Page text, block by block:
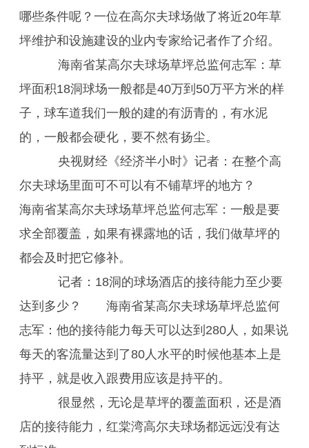
哪些条件呢？一位在高尔夫球场做了将近20年草
坪维护和设施建设的业内专家给记者作了介绍。
海南省某高尔夫球场草坪总监何志军：草
坪面积18洞球场一般都是40万到50万平方米的样
子，球车道我们一般的建的有沥青的，有水泥
的，一般都会硬化，要不然有扬尘。
央视财经《经济半小时》记者：在整个高
尔夫球场里面可不可以有不铺草坪的地方？
海南省某高尔夫球场草坪总监何志军：一般是要
求全部覆盖，如果有裸露地的话，我们做草坪的
都会及时把它修补。
记者：18洞的球场酒店的接待能力至少要
达到多少？ 海南省某高尔夫球场草坪总监何
志军：他的接待能力每天可以达到280人，如果说
每天的客流量达到了80人水平的时候他基本上是
持平，就是收入跟费用应该是持平的。
很显然，无论是草坪的覆盖面积，还是酒
店的接待能力，红棠湾高尔夫球场都远远没有达